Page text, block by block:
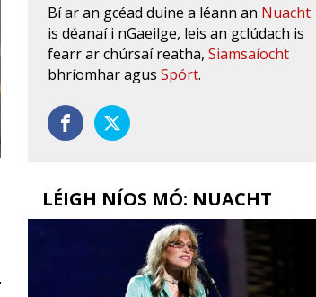
Bí ar an gcéad duine a léann an Nuacht
is déanaí i nGaeilge, leis an gclúdach is
fearr ar chúrsaí reatha,Siamsaíocht
bhríomhar agusSpórt.
LÉIGH NÍOS MÓ: NUACHT